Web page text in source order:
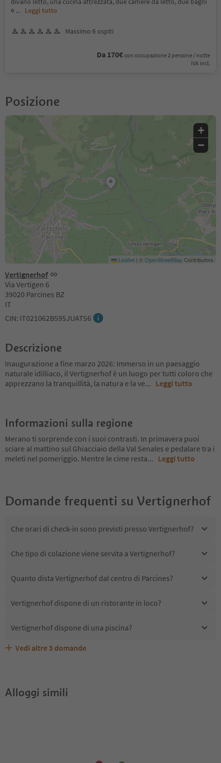
e ... Leggi tutto
Massimo 6 ospiti
Da 170€ con occupazione 2 persone / notte
IVA incl.
Posizione
Vertignerhof
Via Vertigen 6
39020 Parcines BZ
IT
CIN: IT021062B595JUATS6
+
−
Leaflet | ©OpenStreetMapContributors
Descrizione
Inaugurazione a fine marzo 2026: Immerso in un paesaggio
naturale idilliaco, il Vertignerhof è un luogo per tutti coloro che
apprezzano la tranquillità, la natura e la ve... Leggi tutto
Informazioni sulla regione
Merano ti sorprende con i suoi contrasti. In primavera puoi
sciare al mattino sul Ghiacciaio della Val Senales e pedalare tra i
meleti nel pomeriggio. Mentre le cime resta... Leggi tutto
Domande frequenti su Vertignerhof
Che orari di check-in sono previsti presso Vertignerhof?
Che tipo di colazione viene servita a Vertignerhof?
Quanto dista Vertignerhof dal centro di Parcines?
Vertignerhof dispone di un ristorante in loco?
Vertignerhof dispone di una piscina?
Vertignerhof accetta animali domestici?
Quali servizi/attività sono disponibili presso
Gli ospiti di Vertignerhof ricevono l'Alto Adige Guest
Vedi altre 3 domande
Alloggi simili